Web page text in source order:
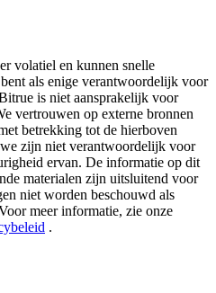
USDT
USDT Bonus
10% APR
Rewards
volatiel en kunnen snelle
als enige verantwoordelijk voor
is niet aansprakelijk voor
vertrouwen op externe bronnen
betrekking tot de hierboven
zijn niet verantwoordelijk voor
ervan. De informatie op dit
materialen zijn uitsluitend voor
niet worden beschouwd als
meer informatie, zie onze
.